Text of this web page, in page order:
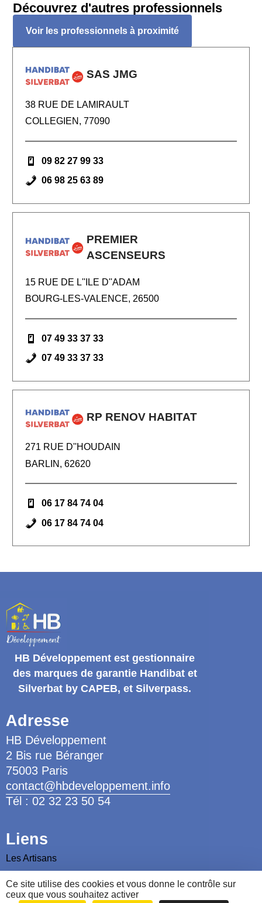
Ce site utilise des cookies et vous donne le contrôle sur
ceux que vous souhaitez activer
Découvrez d'autres professionnels
Voir les professionnels à proximité
SAS JMG
38 RUE DE LAMIRAULT
COLLEGIEN, 77090
09 82 27 99 33
06 98 25 63 89
PREMIER
ASCENSEURS
15 RUE DE L''ILE D''ADAM
BOURG-LES-VALENCE, 26500
07 49 33 37 33
07 49 33 37 33
RP RENOV HABITAT
271 RUE D''HOUDAIN
BARLIN, 62620
06 17 84 74 04
06 17 84 74 04
HB Développement est gestionnaire
des marques de garantie Handibat et
Silverbat by CAPEB, et Silverpass.
Adresse
HB Développement
2 Bis rue Béranger
75003 Paris
contact@hbdeveloppement.info
Tél : 02 32 23 50 54
Liens
Les Artisans
Nous contacter